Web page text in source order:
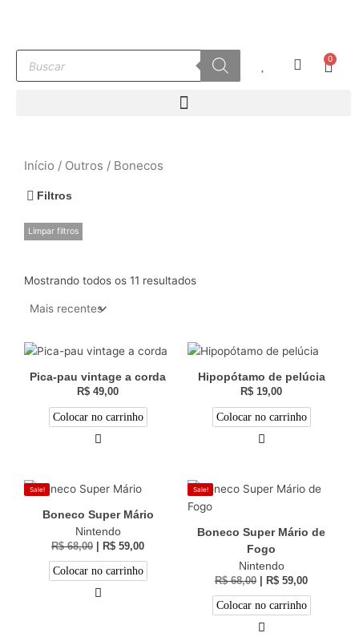
conteúdo
Pesquisar
produtos
0
Início / Outros / Bonecos
Filtros
Limpar filtros
Mostrando todos os 11 resultados
Pica-pau vintage a corda
R$ 49,00
Colocar no carrinho
Hipopótamo de pelúcia
R$ 19,00
Colocar no carrinho
Sale!
Boneco Super Mário
Nintendo
R$68,00 R$ 59,00
Colocar no carrinho
Sale!
Boneco Super Mário de
Fogo
Nintendo
R$68,00 R$ 59,00
Colocar no carrinho